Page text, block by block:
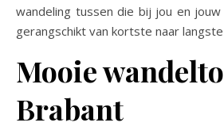
wandeling tussen die bij jou en
gerangschikt van kortste naar
Mooie
Brabant